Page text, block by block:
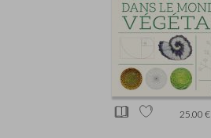
25.00 €